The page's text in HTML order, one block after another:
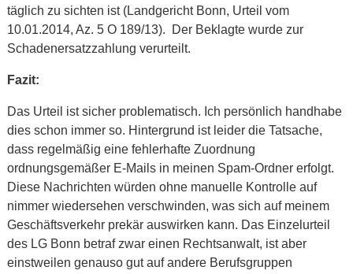
täglich zu sichten ist (Landgericht Bonn, Urteil vom
10.01.2014, Az. 5 O 189/13). Der Beklagte wurde zur
Schadenersatzzahlung verurteilt.
Fazit:
Das Urteil ist sicher problematisch. Ich persönlich handhabe
dies schon immer so. Hintergrund ist leider die Tatsache,
dass regelmäßig eine fehlerhafte Zuordnung
ordnungsgemäßer E-Mails in meinen Spam-Ordner erfolgt.
Diese Nachrichten würden ohne manuelle Kontrolle auf
nimmer wiedersehen verschwinden, was sich auf meinem
Geschäftsverkehr prekär auswirken kann. Das Einzelurteil
des LG Bonn betraf zwar einen Rechtsanwalt, ist aber
einstweilen genauso gut auf andere Berufsgruppen